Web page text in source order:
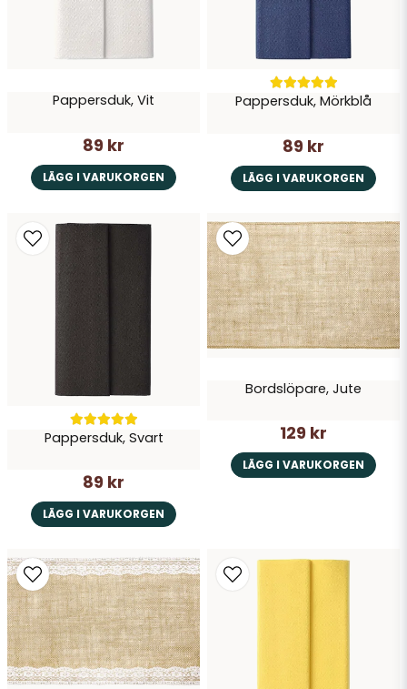
Skicka fråga
Pappersduk, Vit
89 kr
LÄGG I VARUKORGEN
Pappersduk, Mörkblå
89 kr
LÄGG I VARUKORGEN
Pappersduk, Svart
89 kr
LÄGG I VARUKORGEN
Bordslöpare, Jute
129 kr
LÄGG I VARUKORGEN